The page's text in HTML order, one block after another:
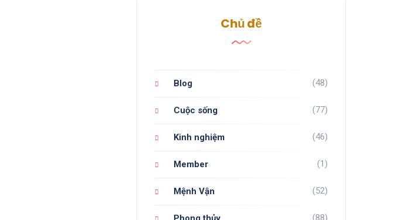
Chủ đề
Blog (48)
Cuộc sống (77)
Kinh nghiệm (46)
Member (1)
Mệnh Vận (52)
(88)